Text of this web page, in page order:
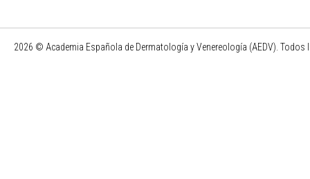
2026 © Academia Española de Dermatología y Venereología (AEDV). Todos